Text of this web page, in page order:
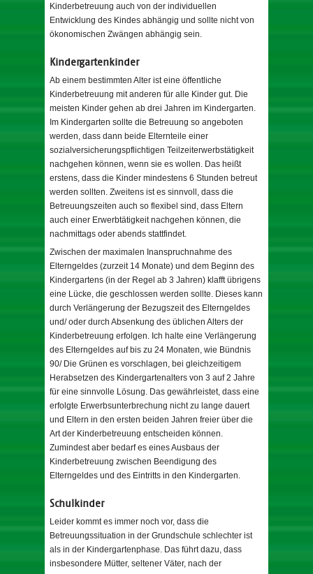
Kinderbetreuung auch von der individuellen
Entwicklung des Kindes abhängig und sollte nicht von
ökonomischen Zwängen abhängig sein.
Kindergartenkinder
Ab einem bestimmten Alter ist eine öffentliche
Kinderbetreuung mit anderen für alle Kinder gut. Die
meisten Kinder gehen ab drei Jahren im Kindergarten.
Im Kindergarten sollte die Betreuung so angeboten
werden, dass dann beide Elternteile einer
sozialversicherungspflichtigen Teilzeiterwerbstätigkeit
nachgehen können, wenn sie es wollen. Das heißt
erstens, dass die Kinder mindestens 6 Stunden betreut
werden sollten. Zweitens ist es sinnvoll, dass die
Betreuungszeiten auch so flexibel sind, dass Eltern
auch einer Erwerbtätigkeit nachgehen können, die
nachmittags oder abends stattfindet.
Zwischen der maximalen Inanspruchnahme des
Elterngeldes (zurzeit 14 Monate) und dem Beginn des
Kindergartens (in der Regel ab 3 Jahren) klafft übrigens
eine Lücke, die geschlossen werden sollte. Dieses kann
durch Verlängerung der Bezugszeit des Elterngeldes
und/ oder durch Absenkung des üblichen Alters der
Kinderbetreuung erfolgen. Ich halte eine Verlängerung
des Elterngeldes auf bis zu 24 Monaten, wie Bündnis
90/ Die Grünen es vorschlagen, bei gleichzeitigem
Herabsetzen des Kindergartenalters von 3 auf 2 Jahre
für eine sinnvolle Lösung. Das gewährleistet, dass eine
erfolgte Erwerbsunterbrechung nicht zu lange dauert
und Eltern in den ersten beiden Jahren freier über die
Art der Kinderbetreuung entscheiden können.
Zumindest aber bedarf es eines Ausbaus der
Kinderbetreuung zwischen Beendigung des
Elterngeldes und des Eintritts in den Kindergarten.
Schulkinder
Leider kommt es immer noch vor, dass die
Betreuungssituation in der Grundschule schlechter ist
als in der Kindergartenphase. Das führt dazu, dass
insbesondere Mütter, seltener Väter, nach der